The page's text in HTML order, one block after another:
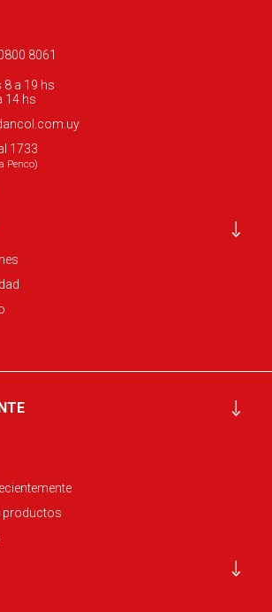
8061
8 a 19 hs
14 hs
1733
Penco)
productos